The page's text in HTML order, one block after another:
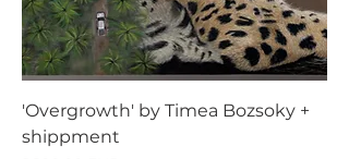
'Overgrowth' by Timea Bozsoky +
shippment